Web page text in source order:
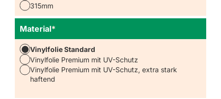
315mm
*
Material
Vinylfolie Standard
Vinylfolie Premium mit UV-Schutz
Vinylfolie Premium mit UV-Schutz, extra stark
haftend